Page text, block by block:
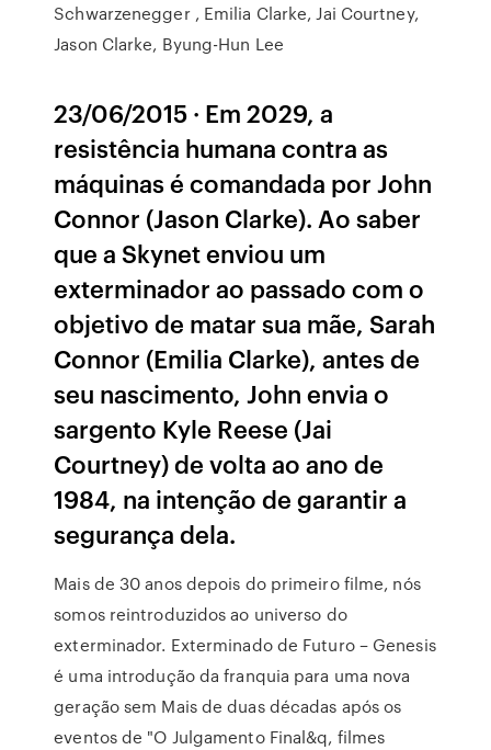
Schwarzenegger , Emilia Clarke, Jai Courtney,
Jason Clarke, Byung-Hun Lee
23/06/2015 · Em 2029, a
resistência humana contra as
máquinas é comandada por John
Connor (Jason Clarke). Ao saber
que a Skynet enviou um
exterminador ao passado com o
objetivo de matar sua mãe, Sarah
Connor (Emilia Clarke), antes de
seu nascimento, John envia o
sargento Kyle Reese (Jai
Courtney) de volta ao ano de
1984, na intenção de garantir a
segurança dela.
Mais de 30 anos depois do primeiro filme, nós
somos reintroduzidos ao universo do
exterminador. Exterminado de Futuro – Genesis
é uma introdução da franquia para uma nova
geração sem Mais de duas décadas após os
eventos de "O Julgamento Final&q, filmes